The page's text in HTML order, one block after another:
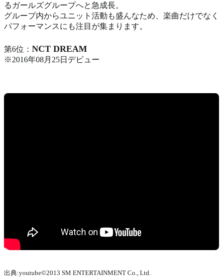
るガールズグループへと急成長。
グループ内からユニット活動も盛んなため、楽曲だけでなく
パフォーマンスにも注目が集まります。
第6位： NCT DREAM
※2016年08月25日デビュー
出典:youtube©2013 SM ENTERTAINMENT Co., Ltd.